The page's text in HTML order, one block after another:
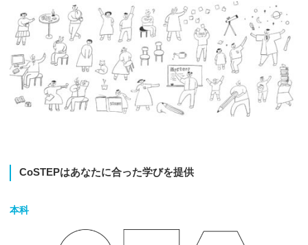
CoSTEPはあなたに合った学びを提供
本科